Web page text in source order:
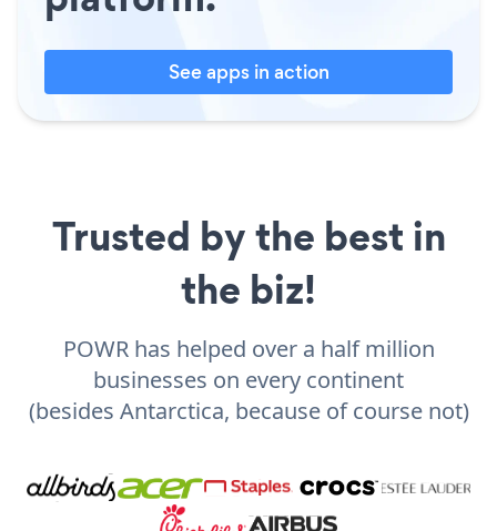
See apps in action
Trusted by the best in
the biz!
POWR has helped over a half million
businesses on every continent
(besides Antarctica, because of course not)